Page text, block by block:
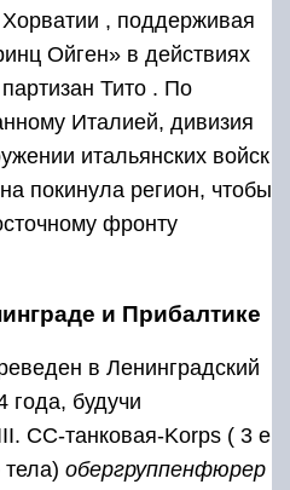
, поддерживая
Ойген» в действиях
Тито . По
Италией, дивизия
итальянских войск
покинула регион, чтобы
фронту
и Прибалтике
в Ленинградский
года, будучи
СС-танковая-Korps ( 3 е
обергруппенфюрер